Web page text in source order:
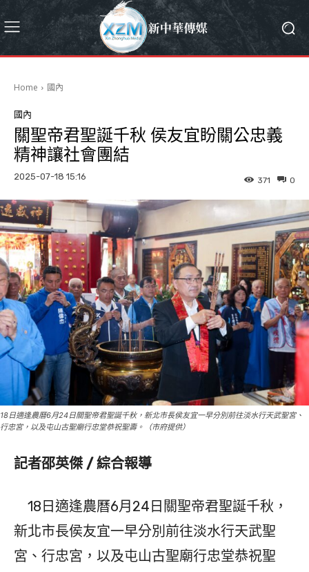
Home 國內
國內
關聖帝君聖誕千秋 侯友宜盼關公忠義
精神讓社會團結
2025-07-18 15:16 0
371
18日適逢農曆6月24日關聖帝君聖誕千秋，新北市長侯友宜一早分別前往淡水行天武聖宮、
行忠宮，以及屯山古聖廟行忠堂恭祝聖壽。（市府提供）
記者邵英傑 / 綜合報導
18日適逢農曆6月24日關聖帝君聖誕千秋，
新北市長侯友宜一早分別前往淡水行天武聖
宮、行忠宮，以及屯山古聖廟行忠堂恭祝聖